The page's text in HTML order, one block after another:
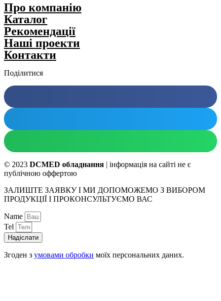
Про компанію
Каталог
Рекомендації
Нашi проекти
Контакти
Поділитися
© 2023 DCMED обладнання | інформація на сайті не є
публічною оффертою
ЗАЛИШТЕ ЗАЯВКУ І МИ ДОПОМОЖЕМО З ВИБОРОМ
ПРОДУКЦІЇ І ПРОКОНСУЛЬТУЄМО ВАС
Name
Tel
Надіслати
Згоден з умовами обробки моїх персональних даних.